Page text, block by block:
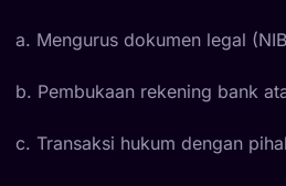
a. Mengurus dokumen legal
b. Pembukaan rekening bank
c. Transaksi hukum dengan